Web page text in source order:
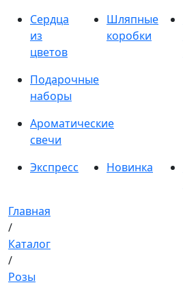
Сердца
из
цветов
Шляпные
коробки
Подарочные
наборы
Ароматические
свечи
Экспресс
Новинка
Главная
/
Каталог
/
Розы